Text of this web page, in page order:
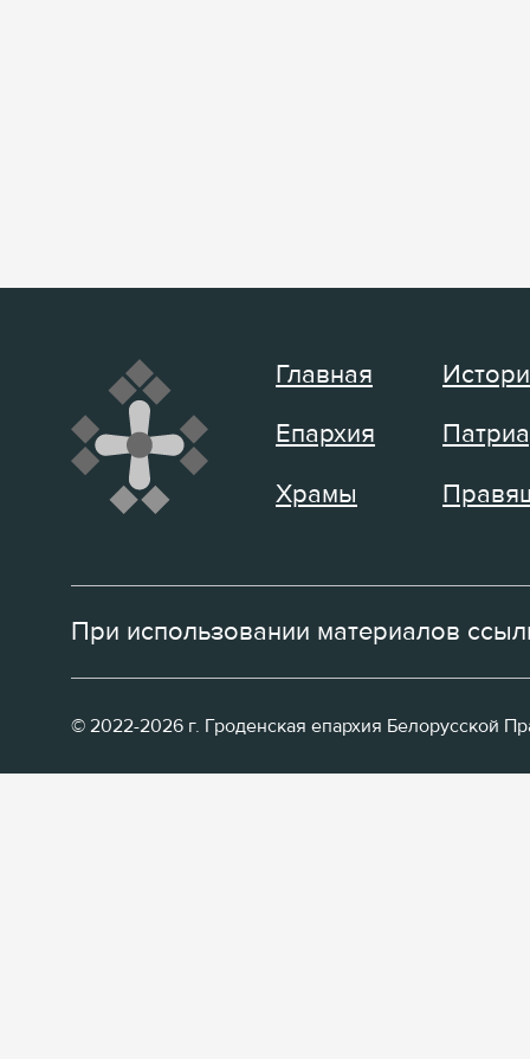
Главная
Епархия
Храмы
При использовании материалов
© 2022-2026 г. Гроденская епархия Белорусской